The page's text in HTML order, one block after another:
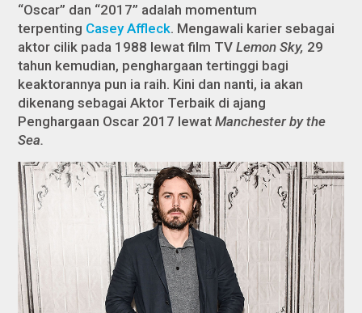
“Oscar” dan “2017” adalah momentum
terpenting Casey Affleck. Mengawali karier sebagai
aktor cilik pada 1988 lewat film TVLemon Sky, 29
tahun kemudian, penghargaan tertinggi bagi
keaktorannya pun ia raih. Kini dan nanti, ia akan
dikenang sebagai Aktor Terbaik di ajang
Penghargaan Oscar 2017 lewatManchester by the
Sea.